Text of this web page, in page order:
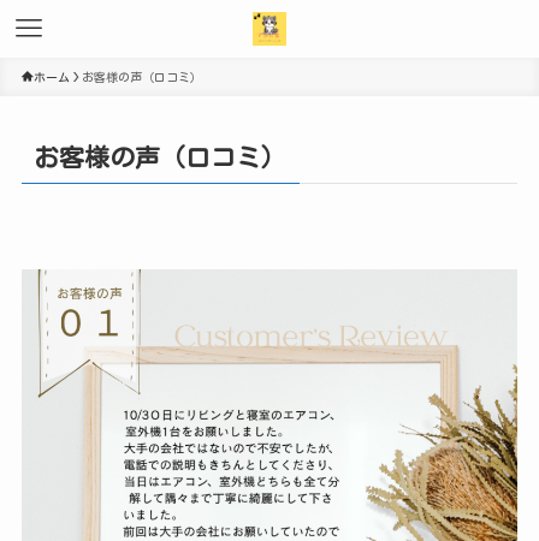
ホーム お客様の声（口コミ）
お客様の声（口コミ）